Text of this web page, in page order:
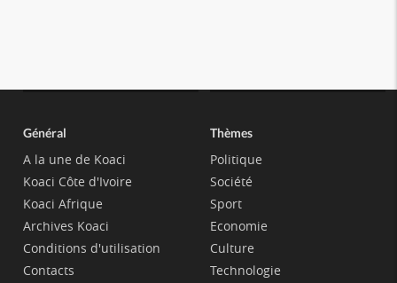
Général
A la une de Koaci
Koaci Côte d'Ivoire
Koaci Afrique
Archives Koaci
Conditions d'utilisation
Contacts
Thèmes
Politique
Société
Sport
Economie
Culture
Technologie